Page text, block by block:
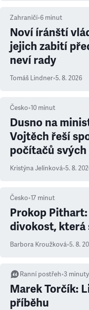
Zahraničí•6 minut
Noví íránští
jejich zabití
neví rady
Tomáš Lindner•5. 8. 2026
Česko•10 minut
Dusno na
Vojtěch řeší
počítačů svých
Kristýna Jelínková•5. 8.
Česko•17 minut
Prokop
divokost, která
Barbora Kroužková•5. 8.
Ranní postřeh•3 minuty
Marek Torčík:
příběhu